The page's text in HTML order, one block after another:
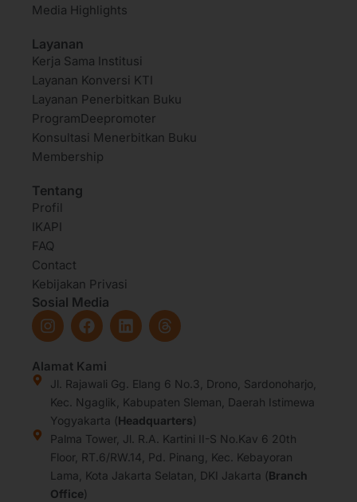
Media Highlights
Layanan
Kerja Sama Institusi
Layanan Konversi KTI
Layanan Penerbitkan Buku
ProgramDeepromoter
Konsultasi Menerbitkan Buku
Membership
Tentang
Profil
IKAPI
FAQ
Contact
Kebijakan Privasi
Sosial Media
I
n
t
a
g
r
a
m
F
a
e
b
o
o
k
L
i
e
d
i
n
T
h
a
d
s
Alamat Kami
Jl. Rajawali Gg. Elang 6 No.3, Drono, Sardonoharjo,
Kec. Ngaglik, Kabupaten Sleman, Daerah Istimewa
Yogyakarta (Headquarters)
Palma Tower, Jl. R.A. Kartini II-S No.Kav 6 20th
Floor, RT.6/RW.14, Pd. Pinang, Kec. Kebayoran
Lama, Kota Jakarta Selatan, DKI Jakarta (Branch
Office)